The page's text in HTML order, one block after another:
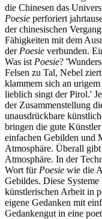
die Chinesen das
Poesie perforiert
der chinesischen
Fähigkeiten mit dem
der Poesie verbunden.
Was ist Poesie?
Felsen zu Tal, Nebel
klammern sich an
lieblich singt der Pirol.'
der Zusammenstellung
unausdrückbare
bringen die gute
einfachen Gebilden und
Atmosphäre. Überall
Atmosphäre. In der
Wort für Poesie wie die
Gebildes. Diese
künstlerischen Arbeit in
eigene Gedanken mit
Gedankengut in eine